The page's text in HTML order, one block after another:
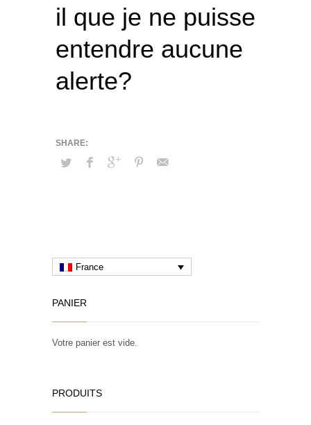
il que je ne puisse
entendre aucune
alerte?
France
PANIER
Votre panier est vide.
PRODUITS